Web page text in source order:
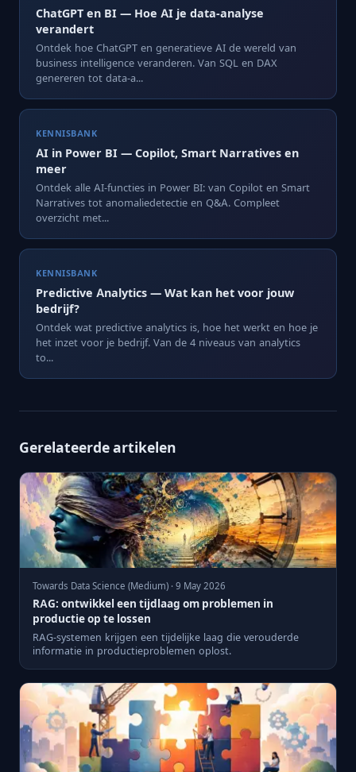
ChatGPT en BI — Hoe AI je data-analyse
verandert
Ontdek hoe ChatGPT en generatieve AI de wereld van
business intelligence veranderen. Van SQL en DAX
genereren tot data-a...
KENNISBANK
AI in Power BI — Copilot, Smart Narratives en
meer
Ontdek alle AI-functies in Power BI: van Copilot en Smart
Narratives tot anomaliedetectie en Q&A. Compleet
overzicht met...
KENNISBANK
Predictive Analytics — Wat kan het voor jouw
bedrijf?
Ontdek wat predictive analytics is, hoe het werkt en hoe je
het inzet voor je bedrijf. Van de 4 niveaus van analytics
to...
Gerelateerde artikelen
Towards Data Science (Medium) · 9 May 2026
RAG: ontwikkel een tijdlaag om problemen in
productie op te lossen
RAG-systemen krijgen een tijdelijke laag die verouderde
informatie in productieproblemen oplost.